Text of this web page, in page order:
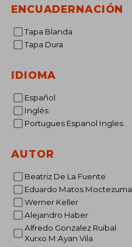
ENCUADERNACIÓN
Tapa Blanda
Tapa Dura
IDIOMA
Español
Inglés
Portugues Espanol Ingles
AUTOR
Beatriz De La Fuente
Eduardo Matos Moctezuma
Werner Keller
Alejandro Haber
Alfredo Gonzalez Ruibal
Xurxo M Ayan Vila